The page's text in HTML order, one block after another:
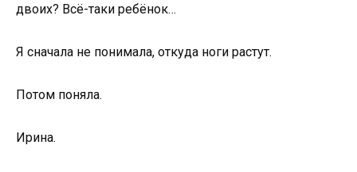
двоих? Всё-таки ребёнок…
Я сначала не понимала, откуда ноги растут.
Потом поняла.
Ирина.